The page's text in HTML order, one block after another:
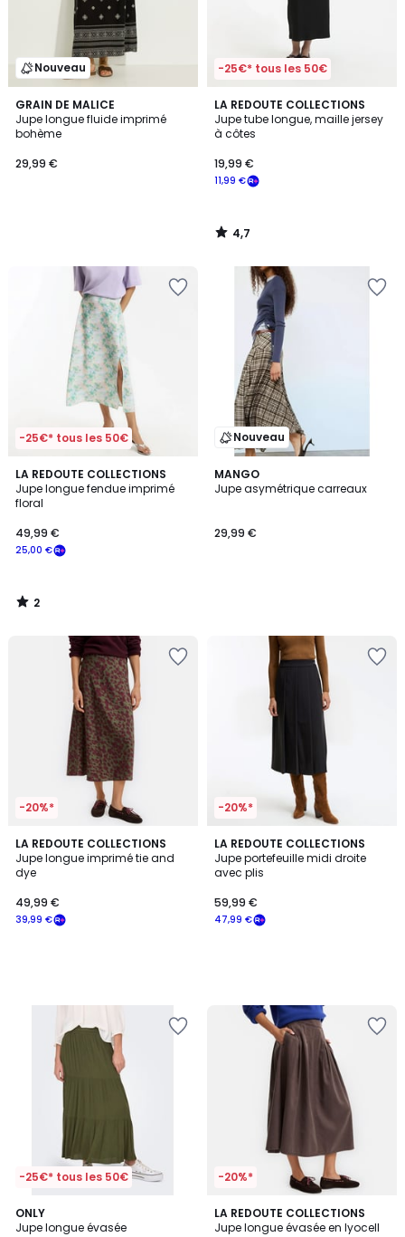
Nouveau
GRAIN DE MALICE
Jupe longue fluide imprimé
bohème
29,99 €
-25€* tous les 50€
LA REDOUTE COLLECTIONS
Jupe tube longue, maille jersey
à côtes
11,99 €
19,99 €
4,7
/ 5
4,7
/
-25€* tous les 50€
LA REDOUTE COLLECTIONS
Jupe longue fendue imprimé
floral
25,00 €
49,99 €
2
/
5
2
/
Nouveau
MANGO
Jupe asymétrique carreaux
29,99 €
-20%*
LA REDOUTE COLLECTIONS
Jupe longue imprimé tie and
dye
39,99 €
49,99 €
-20%*
LA REDOUTE COLLECTIONS
Jupe portefeuille midi droite
avec plis
47,99 €
59,99 €
-25€* tous les 50€
ONLY
Jupe longue évasée
3
/
-20%*
LA REDOUTE COLLECTIONS
Jupe longue évasée en lyocell